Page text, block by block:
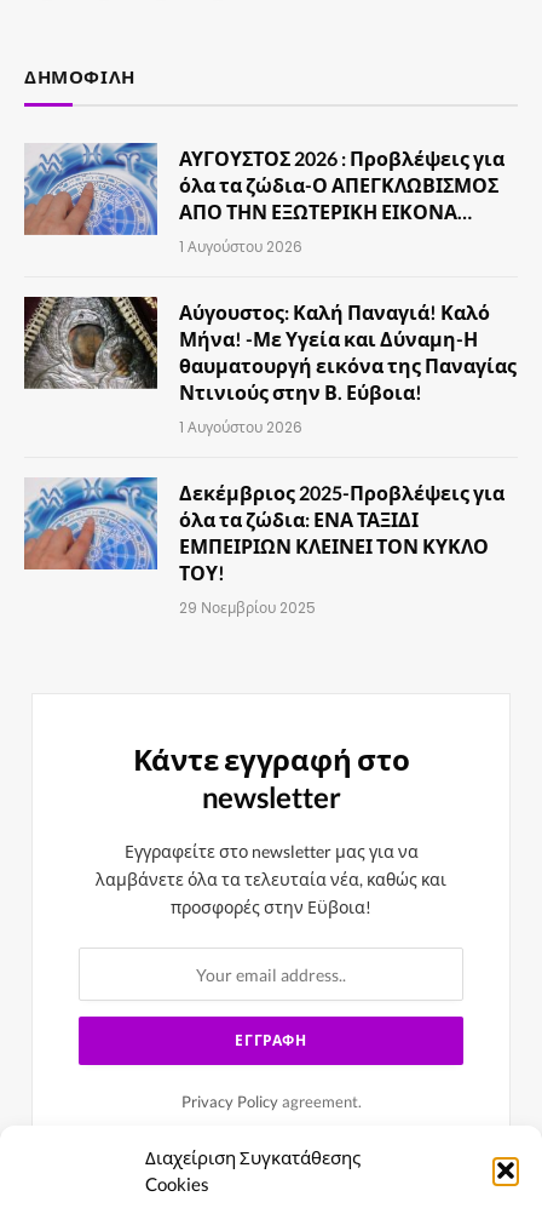
Διαχείριση Συγκατάθεσης
Cookies
ΔΗΜΟΦΙΛΉ
ΑΥΓΟΥΣΤΟΣ 2026 : Προβλέψεις για
όλα τα ζώδια-Ο ΑΠΕΓΚΛΩΒΙΣΜΟΣ
ΑΠΟ ΤΗΝ ΕΞΩΤΕΡΙΚΗ ΕΙΚΟΝΑ…
1 Αυγούστου 2026
Αύγουστος: Καλή Παναγιά! Καλό
Μήνα! -Με Υγεία και Δύναμη-Η
θαυματουργή εικόνα της Παναγίας
Ντινιούς στην Β. Εύβοια!
1 Αυγούστου 2026
Δεκέμβριος 2025-Προβλέψεις για
όλα τα ζώδια: ΕΝΑ ΤΑΞΙΔΙ
ΕΜΠΕΙΡΙΩΝ ΚΛΕΙΝΕΙ ΤΟΝ ΚΥΚΛΟ
ΤΟΥ!
29 Νοεμβρίου 2025
Κάντε εγγραφή στο
newsletter
Εγγραφείτε στο newsletter μας για να
λαμβάνετε όλα τα τελευταία νέα, καθώς και
προσφορές στην Εϋβοια!
Privacy Policyagreement.